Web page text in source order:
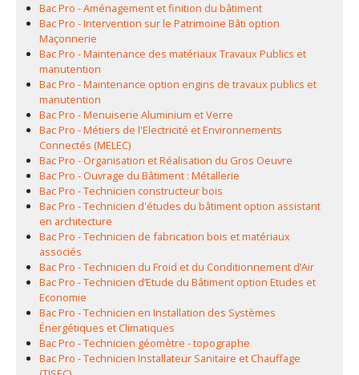
Bac Pro - Aménagement et finition du bâtiment
Bac Pro - Intervention sur le Patrimoine Bâti option
Maçonnerie
Bac Pro - Maintenance des matériaux Travaux Publics et
manutention
Bac Pro - Maintenance option engins de travaux publics et
manutention
Bac Pro - Menuiserie Aluminium et Verre
Bac Pro - Métiers de l'Electricité et Environnements
Connectés (MELEC)
Bac Pro - Organisation et Réalisation du Gros Oeuvre
Bac Pro - Ouvrage du Bâtiment : Métallerie
Bac Pro - Technicien constructeur bois
Bac Pro - Technicien d'études du bâtiment option assistant
en architecture
Bac Pro - Technicien de fabrication bois et matériaux
associés
Bac Pro - Technicien du Froid et du Conditionnement d’Air
Bac Pro - Technicien d’Etude du Bâtiment option Etudes et
Economie
Bac Pro - Technicien en Installation des Systèmes
Énergétiques et Climatiques
Bac Pro - Technicien géomètre - topographe
Bac Pro - Technicien Installateur Sanitaire et Chauffage